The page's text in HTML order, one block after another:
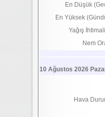
En Düşük
En Yüksek
Yağış
Nem
10 Ağustos 2026
Hava